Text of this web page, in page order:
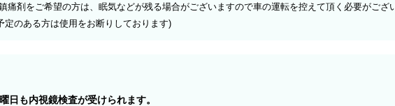
痛剤をご希望の方は、眠気などが残る場合がございますので車の運転を控えて頂く必要がござ
定のある方は使用をお断りしております)
日も内視鏡検査が受けられます。